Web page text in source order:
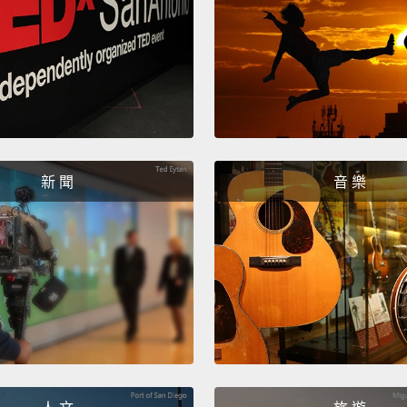
新 聞 音 樂